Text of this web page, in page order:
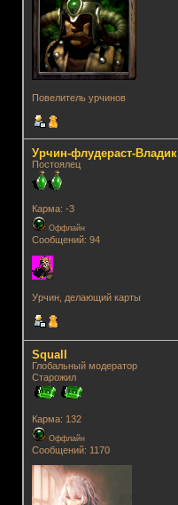
Повелитель урчинов
Урчин-флудераст-Владик
Постоялец
Карма: -3
Оффлайн
Сообщений: 94
Урчин, делающий карты
Squall
Глобальный модератор
Старожил
Карма: 132
Оффлайн
Сообщений: 1170